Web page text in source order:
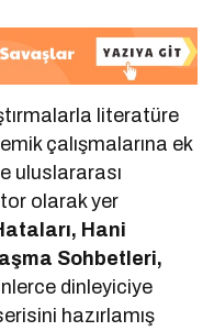
literatüre
çalışmalarına ek
uluslararası
olarak yer
Hani
Sohbetleri,
dinleyiciye
hazırlamış